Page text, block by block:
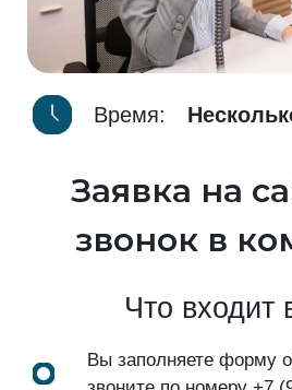
Время:
Заявка на
звонок в
Что входит
Вы заполняете форму